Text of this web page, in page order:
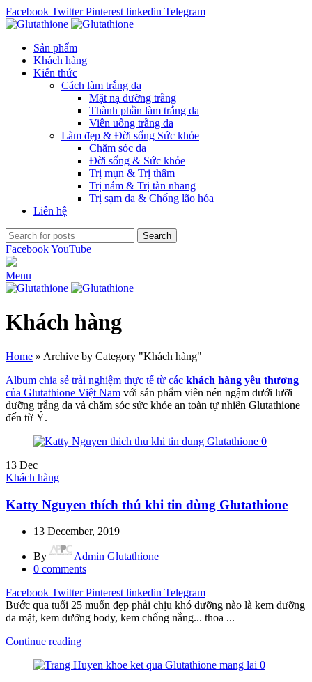
Facebook Twitter Pinterest linkedin Telegram
Sản phẩm
Khách hàng
Kiến thức
Cách làm trắng da
Mặt nạ dưỡng trắng
Thành phần làm trắng da
Viên uống trắng da
Làm đẹp & Đời sống Sức khỏe
Chăm sóc da
Đời sống & Sức khỏe
Trị mụn & Trị thâm
Trị nám & Trị tàn nhang
Trị sạm da & Chống lão hóa
Liên hệ
Search
FacebookYouTube
Menu
Khách hàng
Home » Archive by Category "Khách hàng"
Album chia sẻ trải nghiệm thực tế từ các khách hàng yêu thương
của Glutathione Việt Nam với sản phẩm viên nén ngậm dưới lưỡi
dưỡng trắng da và chăm sóc sức khỏe an toàn tự nhiên Glutathione
đến từ Ý.
13 Dec
Khách hàng
Katty Nguyen thích thú khi tin dùng Glutathione
13 December, 2019
By
Admin Glutathione
0 comments
Facebook Twitter Pinterest linkedin Telegram
Bước qua tuổi 25 muốn đẹp phải chịu khó dưỡng nào là kem dưỡng
da mặt, kem dưỡng body, kem chống nắng... thoa ...
Continue reading